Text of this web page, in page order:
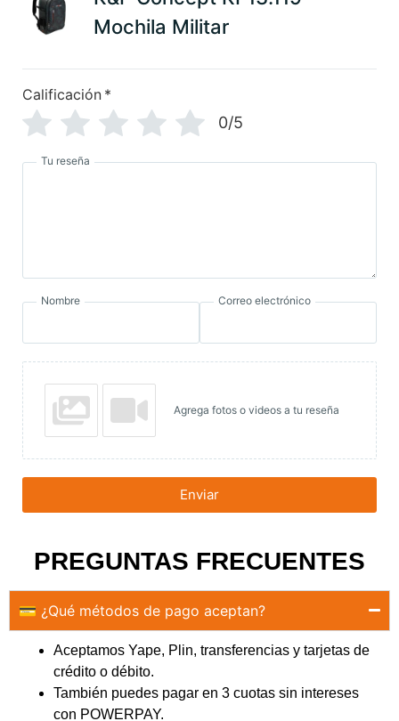
Mochila Militar
Calificación *
0/5
Tu reseña
Nombre Correo electrónico
Agrega fotos o videos a tu reseña
Enviar
PREGUNTAS FRECUENTES
💳 ¿Qué métodos de pago aceptan?
Aceptamos Yape, Plin, transferencias y tarjetas de
crédito o débito.
También puedes pagar en 3 cuotas sin intereses
con POWERPAY.